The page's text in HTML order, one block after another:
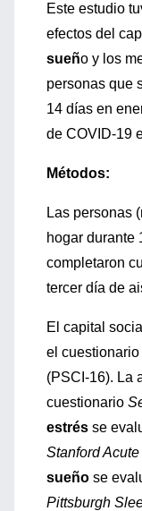
Este estudio
efectos del
sueño y los
personas que
14 días en
de COVID-19
Métodos:
Las personas
hogar durante
completaron
tercer día de
El capital
el cuestionario
(PSCI-16). La
cuestionario
estrés se
Stanford
sueño se
Pittsburgh